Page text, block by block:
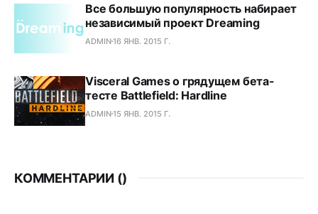
Все большую популярность набирает
независимый проект Dreaming
ADMIN16 ЯНВ. 2015 Г.
Visceral Games о грядущем бета-
тесте Battlefield: Hardline
ADMIN15 ЯНВ. 2015 Г.
КОММЕНТАРИИ ()